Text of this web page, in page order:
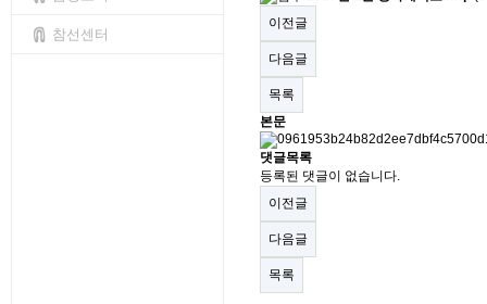
참선센터
이전글
다음글
목록
본문
댓글목록
등록된 댓글이 없습니다.
이전글
다음글
목록